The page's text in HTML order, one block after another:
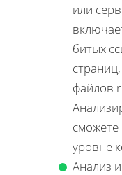
или
битых
файлов
уровне
Анализ